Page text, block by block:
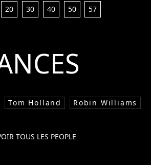
20 30 40 50 57
Tom Holland
Robin Williams
TOUS LES PEOPLE